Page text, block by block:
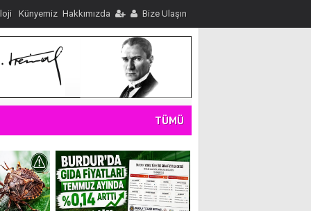
Künyemiz Hakkımızda Bize Ulaşın
TÜMÜ